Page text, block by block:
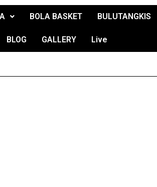
BOLA BASKET BULUTANGKIS
BLOG GALLERY Live